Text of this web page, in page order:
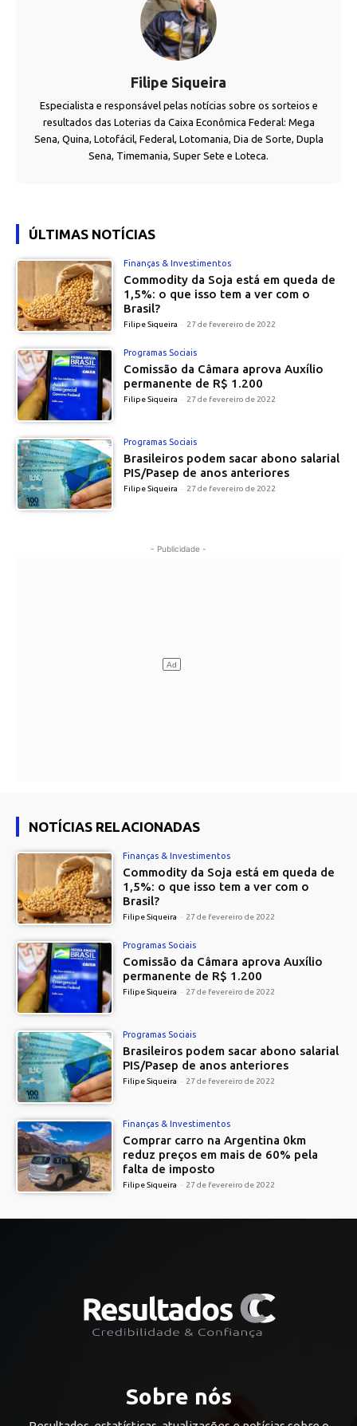
Filipe Siqueira
Especialista e responsável pelas notícias sobre os sorteios e
resultados das Loterias da Caixa Econômica Federal: Mega
Sena, Quina, Lotofácil, Federal, Lotomania, Dia de Sorte, Dupla
Sena, Timemania, Super Sete e Loteca.
ÚLTIMAS NOTÍCIAS
Finanças & Investimentos
Commodity da Soja está em queda de
1,5%: o que isso tem a ver com o
Brasil?
Filipe Siqueira - 27 de fevereiro de 2022
Programas Sociais
Comissão da Câmara aprova Auxílio
permanente de R$ 1.200
Filipe Siqueira - 27 de fevereiro de 2022
Programas Sociais
Brasileiros podem sacar abono salarial
PIS/Pasep de anos anteriores
Filipe Siqueira - 27 de fevereiro de 2022
- Publicidade -
NOTÍCIAS RELACIONADAS
Finanças & Investimentos
Commodity da Soja está em queda de
1,5%: o que isso tem a ver com o
Brasil?
Filipe Siqueira - 27 de fevereiro de 2022
Programas Sociais
Comissão da Câmara aprova Auxílio
permanente de R$ 1.200
Filipe Siqueira - 27 de fevereiro de 2022
Programas Sociais
Brasileiros podem sacar abono salarial
PIS/Pasep de anos anteriores
Filipe Siqueira - 27 de fevereiro de 2022
Finanças & Investimentos
Comprar carro na Argentina 0km
reduz preços em mais de 60% pela
falta de imposto
Filipe Siqueira - 27 de fevereiro de 2022
Sobre nós